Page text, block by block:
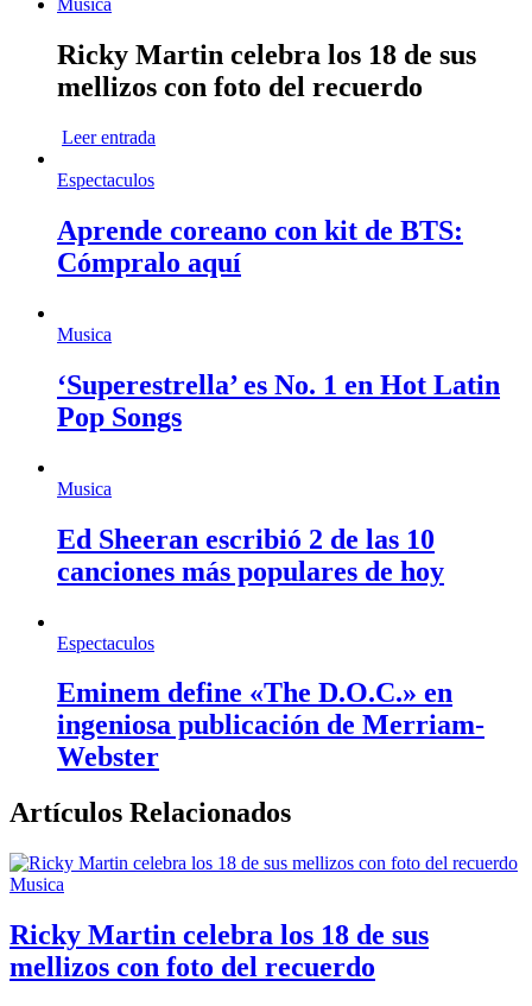
Musica
Ricky Martin celebra los 18 de sus
mellizos con foto del recuerdo
Leer entrada
Espectaculos
Aprende coreano con kit de BTS:
Cómpralo aquí
Musica
‘Superestrella’ es No. 1 en Hot Latin
Pop Songs
Musica
Ed Sheeran escribió 2 de las 10
canciones más populares de hoy
Espectaculos
Eminem define «The D.O.C.» en
ingeniosa publicación de Merriam-
Webster
Artículos Relacionados
Musica
Ricky Martin celebra los 18 de sus
mellizos con foto del recuerdo